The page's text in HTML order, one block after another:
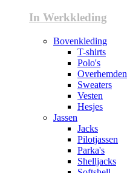
In Werkkleding
Bovenkleding
T-shirts
Polo's
Overhemden
Sweaters
Vesten
Hesjes
Jassen
Jacks
Pilotjassen
Parka's
Shelljacks